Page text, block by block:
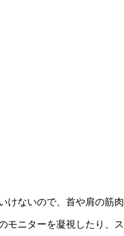
ないので、首や肩の筋
ニターを凝視したり、